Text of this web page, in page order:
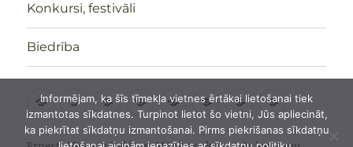
Konkursi, festivāli
Biedrība
Sākumlapa
Darba
un
pasākumu
Par
skolu
Dokumenti
GalerijasKontaktiKonkursi,
festivāli
Biedrība
Informējam, ka šīs tīmekļa vietnes ērtākai lietošanai tiek
izmantotas sīkdatnes. Turpinot lietot šo vietni, Jūs apliecināt,
ka piekrītat sīkdatņu izmantošanai. Pirms piekrišanas sīkdatņu